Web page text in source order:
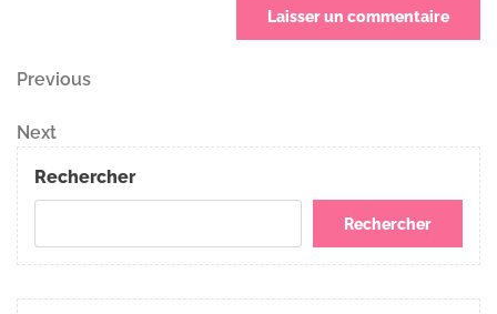
Navigation
de
l’article
Previous
Previous
Next
Post
Next
Rechercher
Rechercher